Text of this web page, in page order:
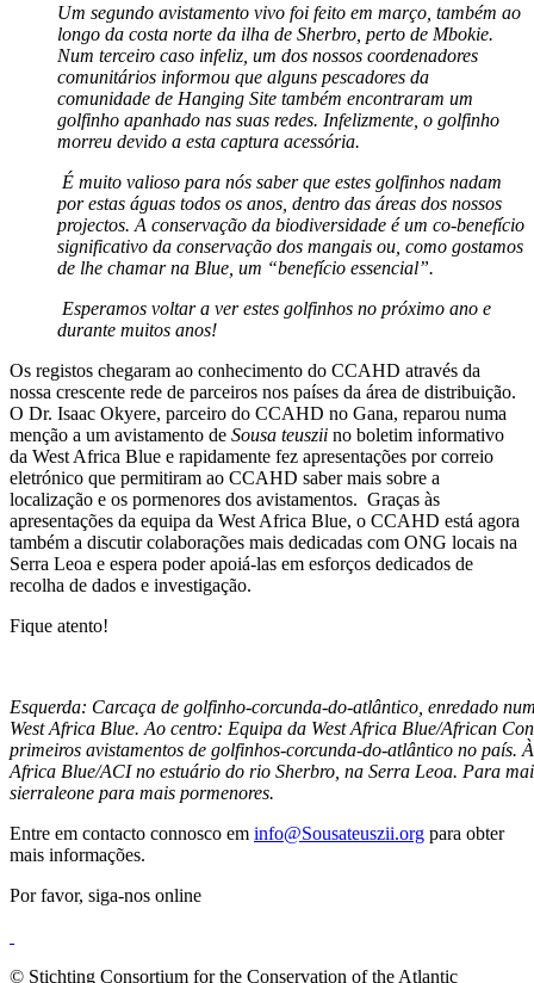
Um segundo avistamento vivo foi feito em março, também ao
longo da costa norte da ilha de Sherbro, perto de Mbokie.
Num terceiro caso infeliz, um dos nossos coordenadores
comunitários informou que alguns pescadores da
comunidade de Hanging Site também encontraram um
golfinho apanhado nas suas redes. Infelizmente, o golfinho
morreu devido a esta captura acessória.
É muito valioso para nós saber que estes golfinhos nadam
por estas águas todos os anos, dentro das áreas dos nossos
projectos. A conservação da biodiversidade é um co-benefício
significativo da conservação dos mangais ou, como gostamos
de lhe chamar na Blue, um “benefício essencial”.
Esperamos voltar a ver estes golfinhos no próximo ano e
durante muitos anos!
Os registos chegaram ao conhecimento do CCAHD através da
nossa crescente rede de parceiros nos países da área de distribuição.
O Dr. Isaac Okyere, parceiro do CCAHD no Gana, reparou numa
menção a um avistamento de Sousa teuszii no boletim informativo
da West Africa Blue e rapidamente fez apresentações por correio
eletrónico que permitiram ao CCAHD saber mais sobre a
localização e os pormenores dos avistamentos. Graças às
apresentações da equipa da West Africa Blue, o CCAHD está agora
também a discutir colaborações mais dedicadas com ONG locais na
Serra Leoa e espera poder apoiá-las em esforços dedicados de
recolha de dados e investigação.
Fique atento!
Esquerda: Carcaça de golfinho-corcunda-do-atlântico, enredado
West Africa Blue. Ao centro: Equipa da West Africa Blue/African
primeiros avistamentos de golfinhos-corcunda-do-atlântico no país.
Africa Blue/ACI no estuário do rio Sherbro, na Serra Leoa. Para
sierraleone para mais pormenores.
Entre em contacto connosco em info@Sousateuszii.org para obter
mais informações.
Por favor, siga-nos online
© Stichting Consortium for the Conservation of the Atlantic